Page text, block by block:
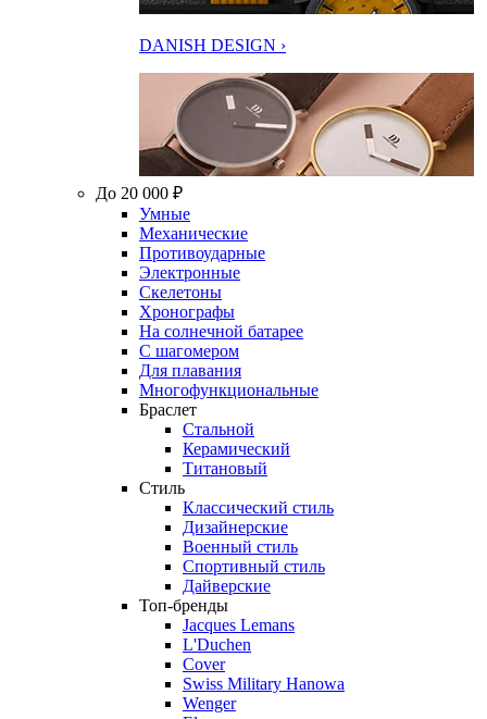
DANISH DESIGN ›
До 20 000 ₽
Умные
Механические
Противоударные
Электронные
Скелетоны
Хронографы
На солнечной батарее
С шагомером
Для плавания
Многофункциональные
Браслет
Стальной
Керамический
Титановый
Стиль
Классический стиль
Дизайнерские
Военный стиль
Спортивный стиль
Дайверские
Топ-бренды
Jacques Lemans
L'Duchen
Cover
Swiss Military Hanowa
Wenger